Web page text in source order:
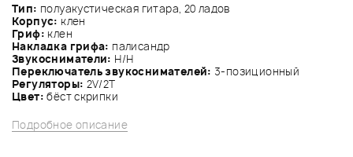
Тип: полуакустическая гитара, 20 ладов
Корпус: клен
Гриф: клен
Накладка грифа: палисандр
Звукосниматели: Н/Н
Переключатель звукоснимателей: 3-позиционный
Регуляторы: 2V/2Т
Цвет:бёст скрипки
Подробное описание